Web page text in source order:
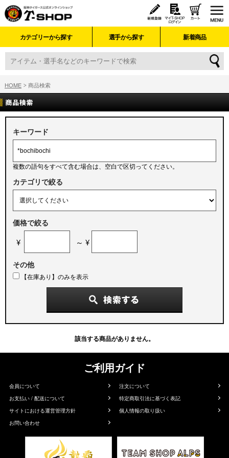
カテゴリーから探す 選手から探す 新着商品
HOME 商品検索
キーワード
複数の語句をすべて含む場合は、空白で区切ってください。
カテゴリで絞る
価格で絞る
¥ ～ ¥
その他
【在庫あり】のみを表示
該当する商品がありません。
ご利用ガイド
会員について
注文について
お支払い / 配送について
特定商取引法に基づく表記
サイトにおける運営管理方針
個人情報の取り扱い
お問い合わせ